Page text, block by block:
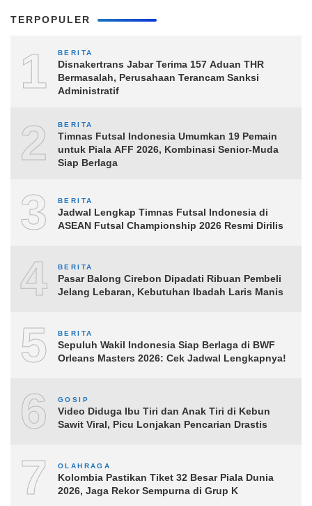
TERPOPULER
1 BERITA
Disnakertrans Jabar Terima 157 Aduan THR
Bermasalah, Perusahaan Terancam Sanksi
Administratif
2 BERITA
Timnas Futsal Indonesia Umumkan 19 Pemain
untuk Piala AFF 2026, Kombinasi Senior-Muda
Siap Berlaga
3 BERITA
Jadwal Lengkap Timnas Futsal Indonesia di
ASEAN Futsal Championship 2026 Resmi Dirilis
4 BERITA
Pasar Balong Cirebon Dipadati Ribuan Pembeli
Jelang Lebaran, Kebutuhan Ibadah Laris Manis
5 BERITA
Sepuluh Wakil Indonesia Siap Berlaga di BWF
Orleans Masters 2026: Cek Jadwal Lengkapnya!
6 GOSIP
Video Diduga Ibu Tiri dan Anak Tiri di Kebun
Sawit Viral, Picu Lonjakan Pencarian Drastis
7 OLAHRAGA
Kolombia Pastikan Tiket 32 Besar Piala Dunia
2026, Jaga Rekor Sempurna di Grup K